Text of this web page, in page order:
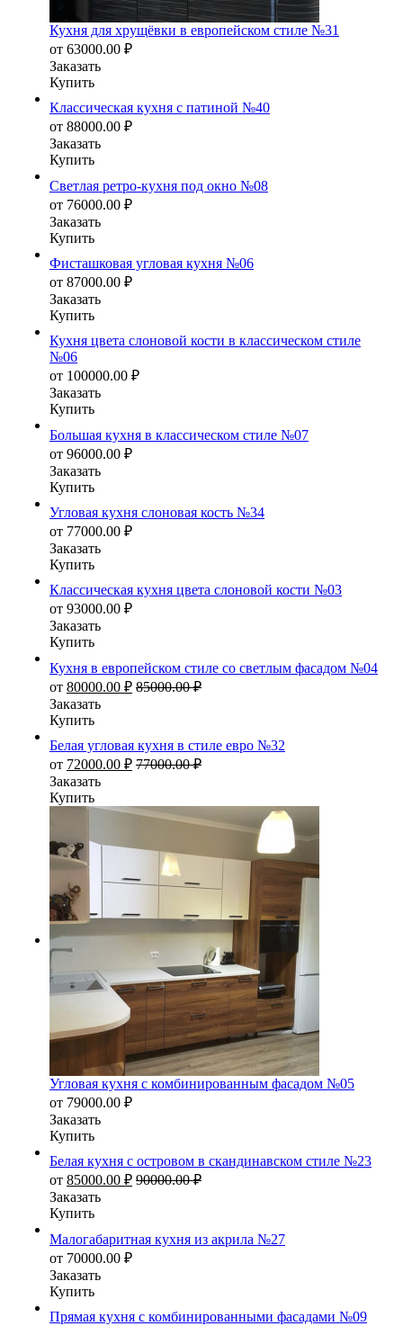
Кухня для хрущёвки в европейском стиле №31
от 63000.00 ₽
Заказать
Купить
Классическая кухня с патиной №40
от 88000.00 ₽
Заказать
Купить
Светлая ретро-кухня под окно №08
от 76000.00 ₽
Заказать
Купить
Фисташковая угловая кухня №06
от 87000.00 ₽
Заказать
Купить
Кухня цвета слоновой кости в классическом стиле
№06
от 100000.00 ₽
Заказать
Купить
Большая кухня в классическом стиле №07
от 96000.00 ₽
Заказать
Купить
Угловая кухня слоновая кость №34
от 77000.00 ₽
Заказать
Купить
Классическая кухня цвета слоновой кости №03
от 93000.00 ₽
Заказать
Купить
Кухня в европейском стиле со светлым фасадом №04
от 80000.00 ₽ 85000.00₽
Заказать
Купить
Белая угловая кухня в стиле евро №32
от 72000.00 ₽ 77000.00₽
Заказать
Купить
Угловая кухня с комбинированным фасадом №05
от 79000.00 ₽
Заказать
Купить
Белая кухня с островом в скандинавском стиле №23
от 85000.00 ₽ 90000.00₽
Заказать
Купить
Малогабаритная кухня из акрила №27
от 70000.00 ₽
Заказать
Купить
Прямая кухня с комбинированными фасадами №09